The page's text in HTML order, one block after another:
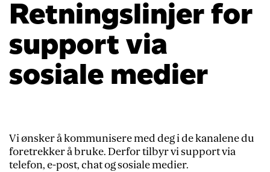
Retningslinjer for
support via
sosiale medier
Vi ønsker å kommunisere med deg i de kanalene du
foretrekker å bruke. Derfor tilbyr vi support via
telefon, e-post, chat og sosiale medier.